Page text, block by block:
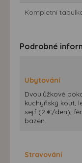
Kompletní
Podrobné
Ubytování
Dvoulůžkové
kuchyňský kout,
sejf (2 €/den),
bazén.
Stravování